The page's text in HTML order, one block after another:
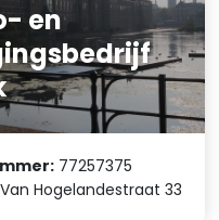
en
77257375
Van Hogelandestraat 33